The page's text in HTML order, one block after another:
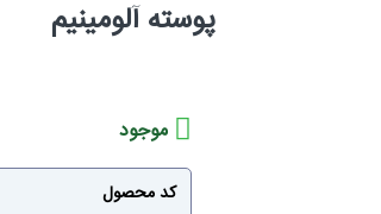
پوسته آلومینیم
موجود
کد محصول